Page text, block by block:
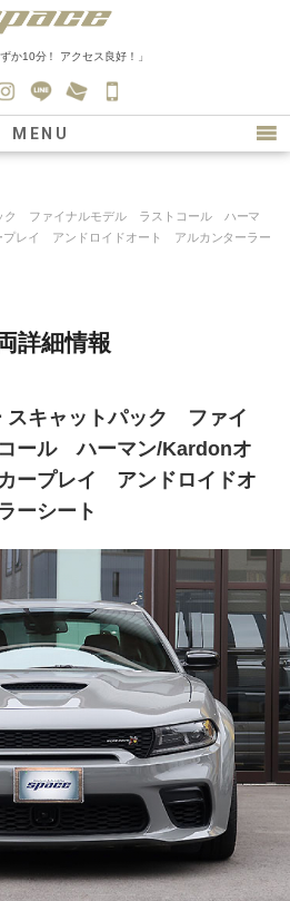
か10分！ アクセス良好！」
0139
MENU
入について
買取
会社紹介
タッフ募集
ク ファイナルモデル ラストコール ハーマ
プレイ アンドロイドオート アルカンターラー
詳細情報
スキャットパック ファイ
ール ハーマン/Kardonオ
ープレイ アンドロイドオ
ーシート